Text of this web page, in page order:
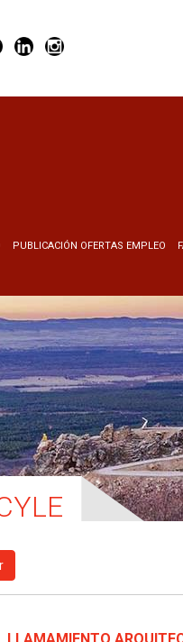
PUBLICACIÓN OFERTAS EMPLEO